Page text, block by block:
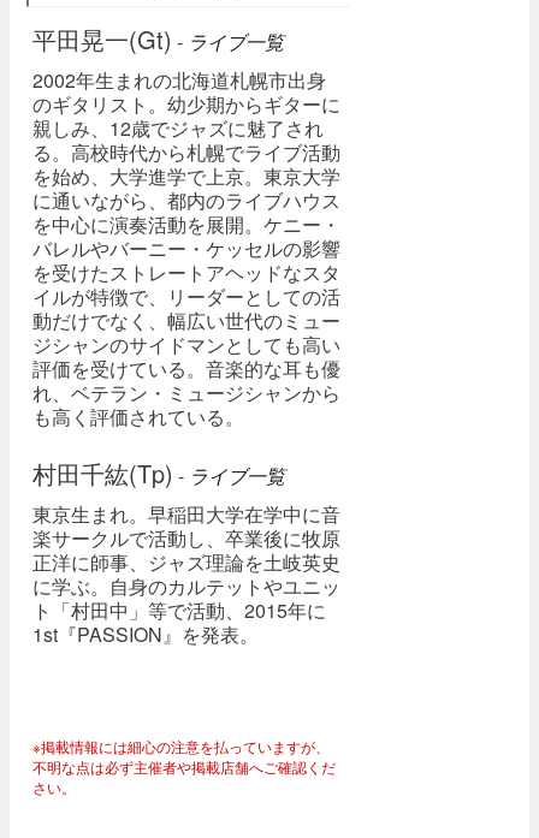
平田晃一(Gt) - ライブ一覧
2002年生まれの北海道札幌市出身
のギタリスト。幼少期からギターに
親しみ、12歳でジャズに魅了され
る。高校時代から札幌でライブ活動
を始め、大学進学で上京。東京大学
に通いながら、都内のライブハウス
を中心に演奏活動を展開。ケニー・
バレルやバーニー・ケッセルの影響
を受けたストレートアヘッドなスタ
イルが特徴で、リーダーとしての活
動だけでなく、幅広い世代のミュー
ジシャンのサイドマンとしても高い
評価を受けている。音楽的な耳も優
れ、ベテラン・ミュージシャンから
も高く評価されている。
村田千紘(Tp) - ライブ一覧
東京生まれ。早稲田大学在学中に音
楽サークルで活動し、卒業後に牧原
正洋に師事、ジャズ理論を土岐英史
に学ぶ。自身のカルテットやユニッ
ト「村田中」等で活動、2015年に
1st『PASSION』を発表。
※掲載情報には細心の注意を払っていますが、
不明な点は必ず主催者や掲載店舗へご確認くだ
さい。